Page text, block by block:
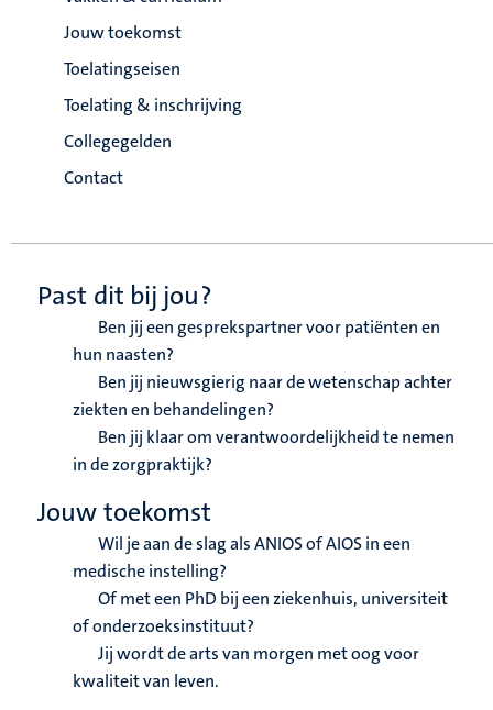
Jouw toekomst
Toelatingseisen
Toelating & inschrijving
Collegegelden
Contact
Past dit bij jou?
Ben jij een gesprekspartner voor patiënten en
hun naasten?
Ben jij nieuwsgierig naar de wetenschap achter
ziekten en behandelingen?
Ben jij klaar om verantwoordelijkheid te nemen
in de zorgpraktijk?
Jouw toekomst
Wil je aan de slag als ANIOS of AIOS in een
medische instelling?
Of met een PhD bij een ziekenhuis, universiteit
of onderzoeksinstituut?
Jij wordt de arts van morgen met oog voor
kwaliteit van leven.